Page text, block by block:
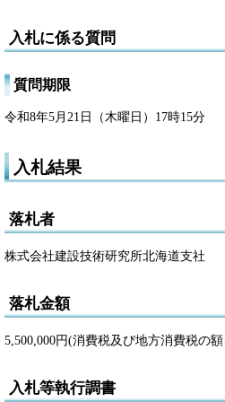
入札に係る質問
質問期限
令和8年5月21日（木曜日）17時15分
入札結果
落札者
株式会社建設技術研究所北海道支社
落札金額
5,500,000円(消費税及び地方消費税の
入札等執行調書